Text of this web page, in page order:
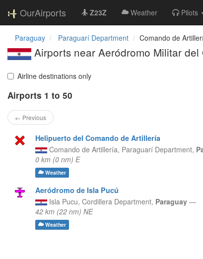
OurAirports Z23Z Weather Pilots
Paraguay Paraguarí Department Comando de
Airports near Aeródromo Militar
Airline destinations only
Airports 1 to 50
← Previous
Helipuerto del Comando de Artillería
Comando de Artillería, Paraguarí Department,
0 km (0 nm) E
Weather
Aeródromo de Isla Pucú
Isla Pucu, Cordillera Department, Paraguay —
42 km (22 nm) NE
Weather